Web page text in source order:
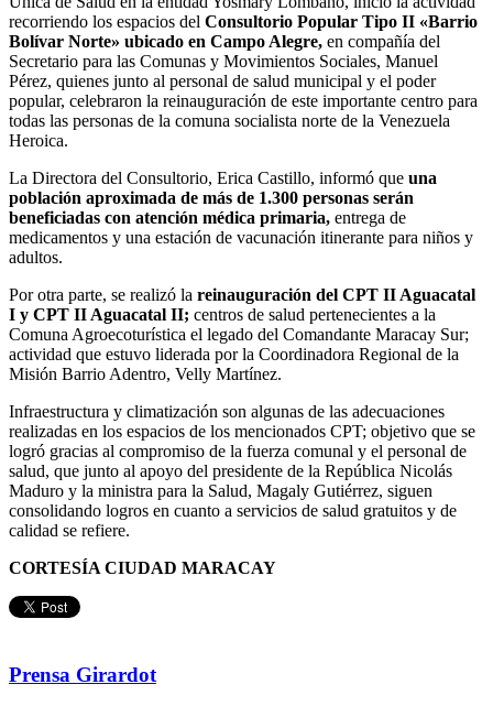
recorriendo los espacios del Consultorio Popular Tipo II «Barrio
Bolívar Norte» ubicado en Campo Alegre, en compañía del
Secretario para las Comunas y Movimientos Sociales, Manuel
Pérez, quienes junto al personal de salud municipal y el poder
popular, celebraron la reinauguración de este importante centro para
todas las personas de la comuna socialista norte de la Venezuela
Heroica.
La Directora del Consultorio, Erica Castillo, informó que una
población aproximada de más de 1.300 personas serán
beneficiadas con atención médica primaria, entrega de
medicamentos y una estación de vacunación itinerante para niños y
adultos.
Por otra parte, se realizó la reinauguración del CPT II Aguacatal
I y CPT II Aguacatal II; centros de salud pertenecientes a la
Comuna Agroecoturística el legado del Comandante Maracay Sur;
actividad que estuvo liderada por la Coordinadora Regional de la
Misión Barrio Adentro, Velly Martínez.
Infraestructura y climatización son algunas de las adecuaciones
realizadas en los espacios de los mencionados CPT; objetivo que se
logró gracias al compromiso de la fuerza comunal y el personal de
salud, que junto al apoyo del presidente de la República Nicolás
Maduro y la ministra para la Salud, Magaly Gutiérrez, siguen
consolidando logros en cuanto a servicios de salud gratuitos y de
calidad se refiere.
CORTESÍA CIUDAD MARACAY
Prensa Girardot